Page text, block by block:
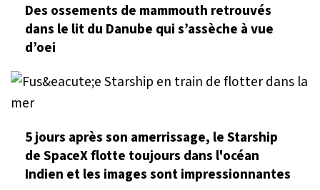
Des ossements de mammouth retrouvés
dans le lit du Danube qui s’assèche à vue
d’oei
5 jours après son amerrissage, le Starship
de SpaceX flotte toujours dans l'océan
Indien et les images sont impressionnantes